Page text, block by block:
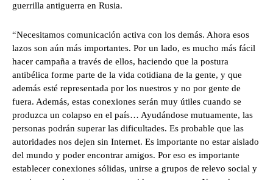
guerrilla antiguerra en Rusia.
“Necesitamos comunicación activa con los demás. Ahora esos
lazos son aún más importantes. Por un lado, es mucho más fácil
hacer campaña a través de ellos, haciendo que la postura
antibélica forme parte de la vida cotidiana de la gente, y que
además esté representada por los nuestros y no por gente de
fuera. Además, estas conexiones serán muy útiles cuando se
produzca un colapso en el país… Ayudándose mutuamente, las
personas podrán superar las dificultades. Es probable que las
autoridades nos dejen sin Internet. Es importante no estar aislado
del mundo y poder encontrar amigos. Por eso es importante
establecer conexiones sólidas, unirse a grupos de relevo social y